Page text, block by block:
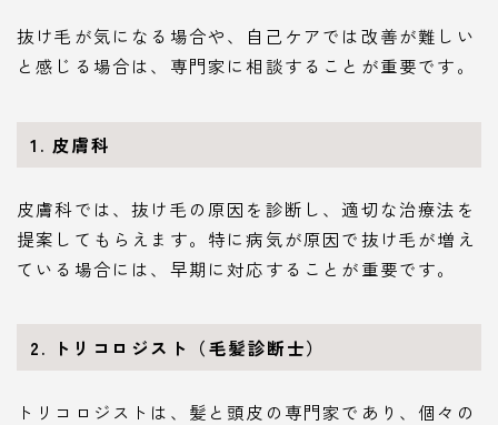
抜け毛が気になる場合や、自己ケアでは改善が難しい
と感じる場合は、専門家に相談することが重要です。
1. 皮膚科
皮膚科では、抜け毛の原因を診断し、適切な治療法を
提案してもらえます。特に病気が原因で抜け毛が増え
ている場合には、早期に対応することが重要です。
2. トリコロジスト（毛髪診断士）
トリコロジストは、髪と頭皮の専門家であり、個々の